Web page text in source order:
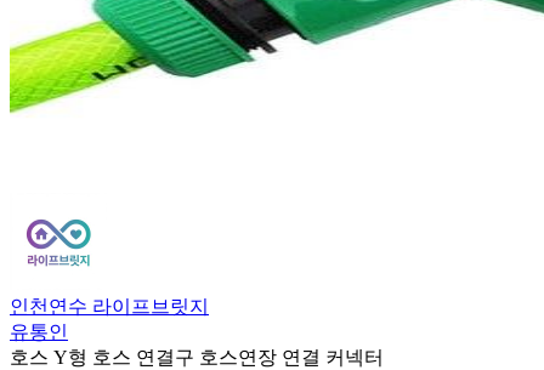
인천연수 라이프브릿지
유통인
호스 Y형 호스 연결구 호스연장 연결 커넥터